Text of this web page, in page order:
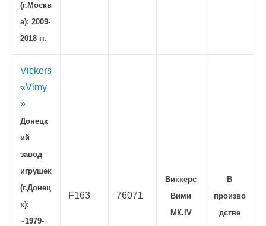
(г.Москв
а): 2009-
2018 гг.
Vickers
«Vimy
»
Донецк
ий
завод
игрушек
(г.Донец
к):
~1979-
F163 76071
Виккерс
Вими
МК.IV
В
произво
дстве